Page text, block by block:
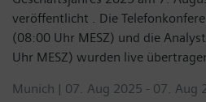
veröffentlicht . Die
(08:00 Uhr MESZ) und die
Uhr MESZ) wurden live
Munich | 07. Aug 2025 - 07. Aug